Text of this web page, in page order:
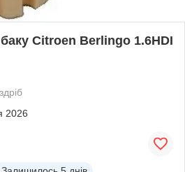
Citroen Berlingo 1.6HDI
2026